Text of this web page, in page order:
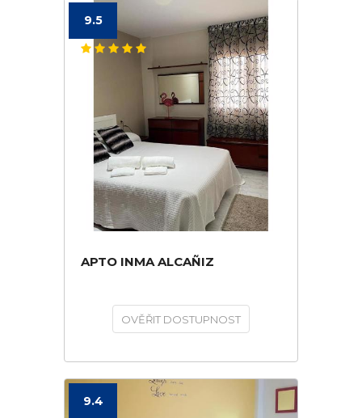
9.5
APTO INMA ALCAÑIZ
OVĚŘIT DOSTUPNOST
9.4